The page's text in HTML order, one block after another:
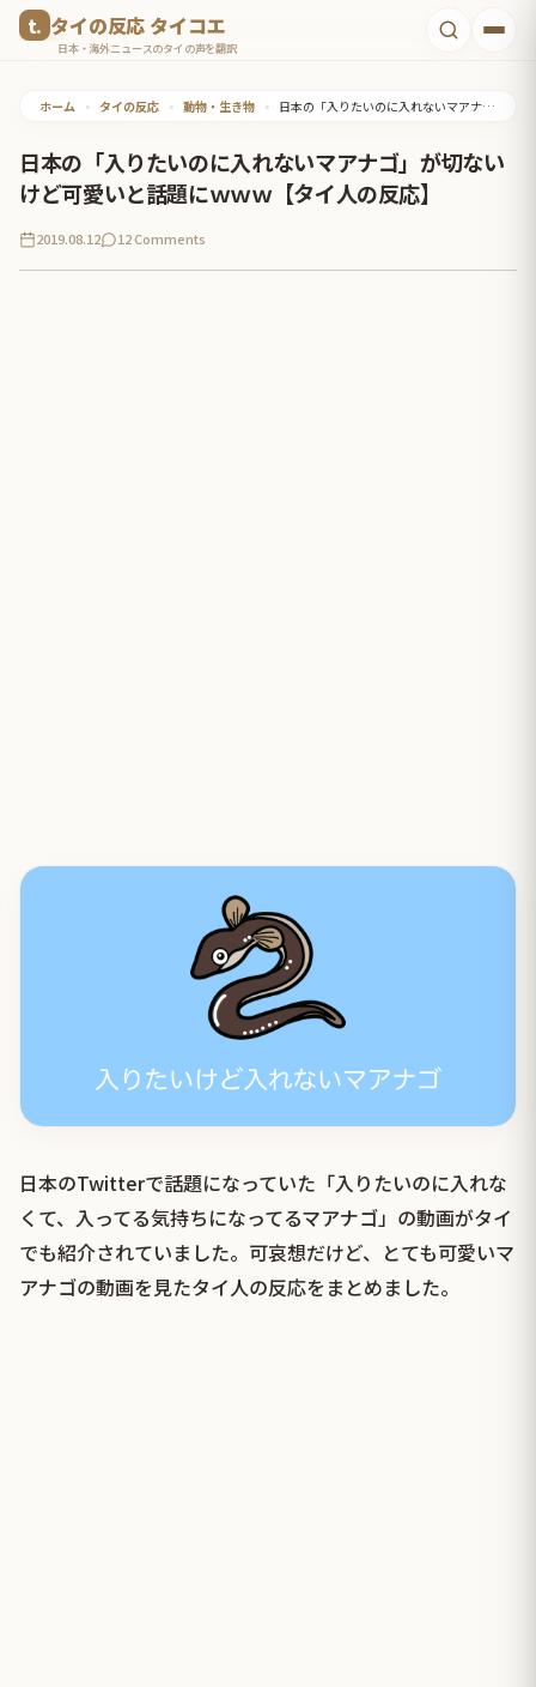
タイの反応 タイコエ
日本・海外ニュースのタイの声を翻訳
ホーム • タイの反応 • 動物・生き物 • 日本の「入りたいのに入れないマアナゴ」が切ないけど可愛いと話題にｗｗｗ【タイ人の反応】
日本の「入りたいのに入れないマアナゴ」が切ない
けど可愛いと話題にｗｗｗ【タイ人の反応】
2019.08.12 12 Comments
日本のTwitterで話題になっていた「入りたいのに入れな
くて、入ってる気持ちになってるマアナゴ」の動画がタイ
でも紹介されていました。可哀想だけど、とても可愛いマ
アナゴの動画を見たタイ人の反応をまとめました。